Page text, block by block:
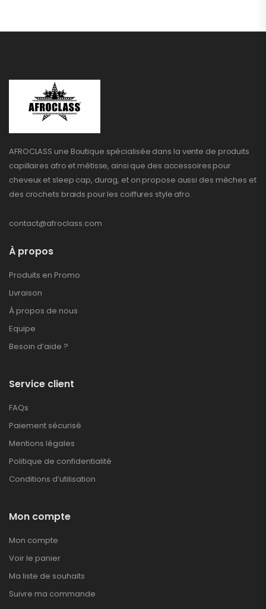
AFROCLASS une Boutique spécialisée dans la vente de produits
capillaires afro et métisse, ainsi que des accessoires pour
cheveux et sleep cap, durag, et on propose aussi des mèches et
des crochets braids pour les coiffures style afro.
contact@afroclass.com
À propos
Produits en Promo
Livraison
À propos de nous
Equipe
Besoin d’aide ?
Service client
FAQs
Paiement sécurisé
Mentions légales
Politique de confidentialité
Conditions d’utilisation
Mon compte
Mon compte
Voir le panier
Ma liste de souhaits
Suivre ma commande